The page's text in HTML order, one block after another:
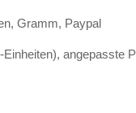
Gramm, Paypal
angepasste